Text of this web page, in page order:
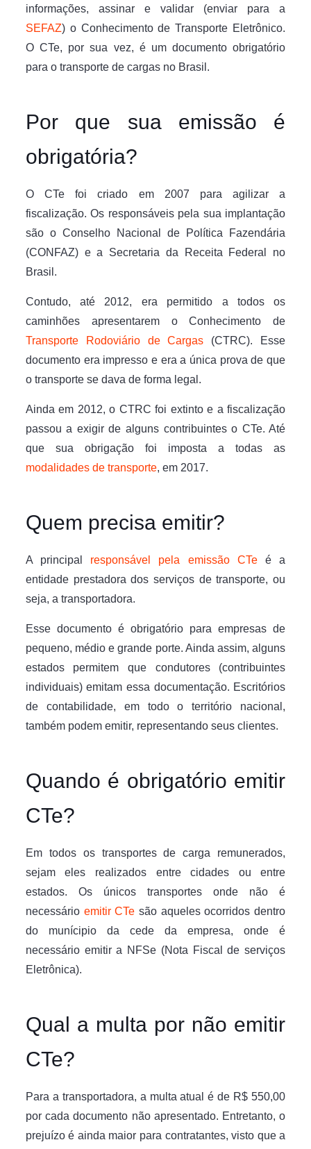
informações, assinar e validar (enviar para a
SEFAZ) o Conhecimento de Transporte Eletrônico.
O CTe, por sua vez, é um documento obrigatório
para o transporte de cargas no Brasil.
Por que sua emissão é
obrigatória?
O CTe foi criado em 2007 para agilizar a
fiscalização. Os responsáveis pela sua implantação
são o Conselho Nacional de Política Fazendária
(CONFAZ) e a Secretaria da Receita Federal no
Brasil.
Contudo, até 2012, era permitido a todos os
caminhões apresentarem o Conhecimento de
Transporte Rodoviário de Cargas (CTRC). Esse
documento era impresso e era a única prova de que
o transporte se dava de forma legal.
Ainda em 2012, o CTRC foi extinto e a fiscalização
passou a exigir de alguns contribuintes o CTe. Até
que sua obrigação foi imposta a todas as
modalidades de transporte, em 2017.
Quem precisa emitir?
A principal responsável pela emissão CTeé a
entidade prestadora dos serviços de transporte, ou
seja, a transportadora.
Esse documento é obrigatório para empresas de
pequeno, médio e grande porte. Ainda assim, alguns
estados permitem que condutores (contribuintes
individuais) emitam essa documentação. Escritórios
de contabilidade, em todo o território nacional,
também podem emitir, representando seus clientes.
Quando é obrigatório emitir
CTe?
Em todos os transportes de carga remunerados,
sejam eles realizados entre cidades ou entre
estados. Os únicos transportes onde não é
necessário emitir CTe são aqueles ocorridos dentro
do munícipio da cede da empresa, onde é
necessário emitir a NFSe (Nota Fiscal de serviços
Eletrônica).
Qual a multa por não emitir
CTe?
Para a transportadora, a multa atual é de R$ 550,00
por cada documento não apresentado. Entretanto, o
prejuízo é ainda maior para contratantes, visto que a